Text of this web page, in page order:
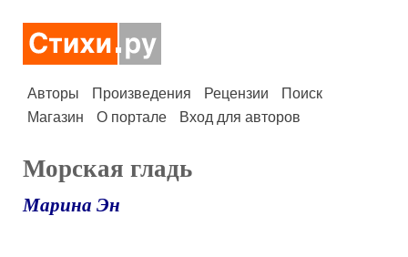
Авторы Произведения Рецензии
Поиск
Магазин
О портале Вход для авторов
Морская гладь
Марина Эн